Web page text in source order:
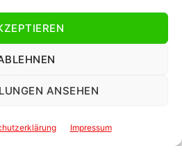
ANSEHEN
Impressum